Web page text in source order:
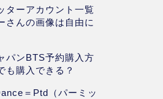
ターアカウント一覧
さんの画像は自由に
パンBTS予約購入方
も購入できる？
＝Ptd（パーミッ